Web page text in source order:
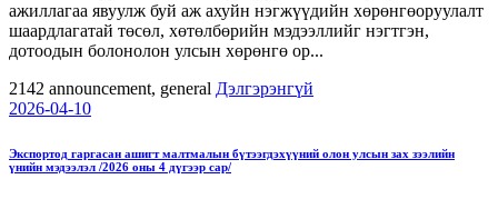
ажиллагаа явуулж буй аж ахуйн нэгжүүдийн хөрөнгөоруулалт
шаардлагатай төсөл, хөтөлбөрийн мэдээллийг нэгтгэн,
дотоодын болонолон улсын хөрөнгө ор...
2142 announcement, general Дэлгэрэнгүй
2026-04-10
Экспортод гаргасан ашигт малтмалын бүтээгдэхүүний олон улсын зах зээлийн
үнийн мэдээлэл /2026 оны 4 дүгээр сар/